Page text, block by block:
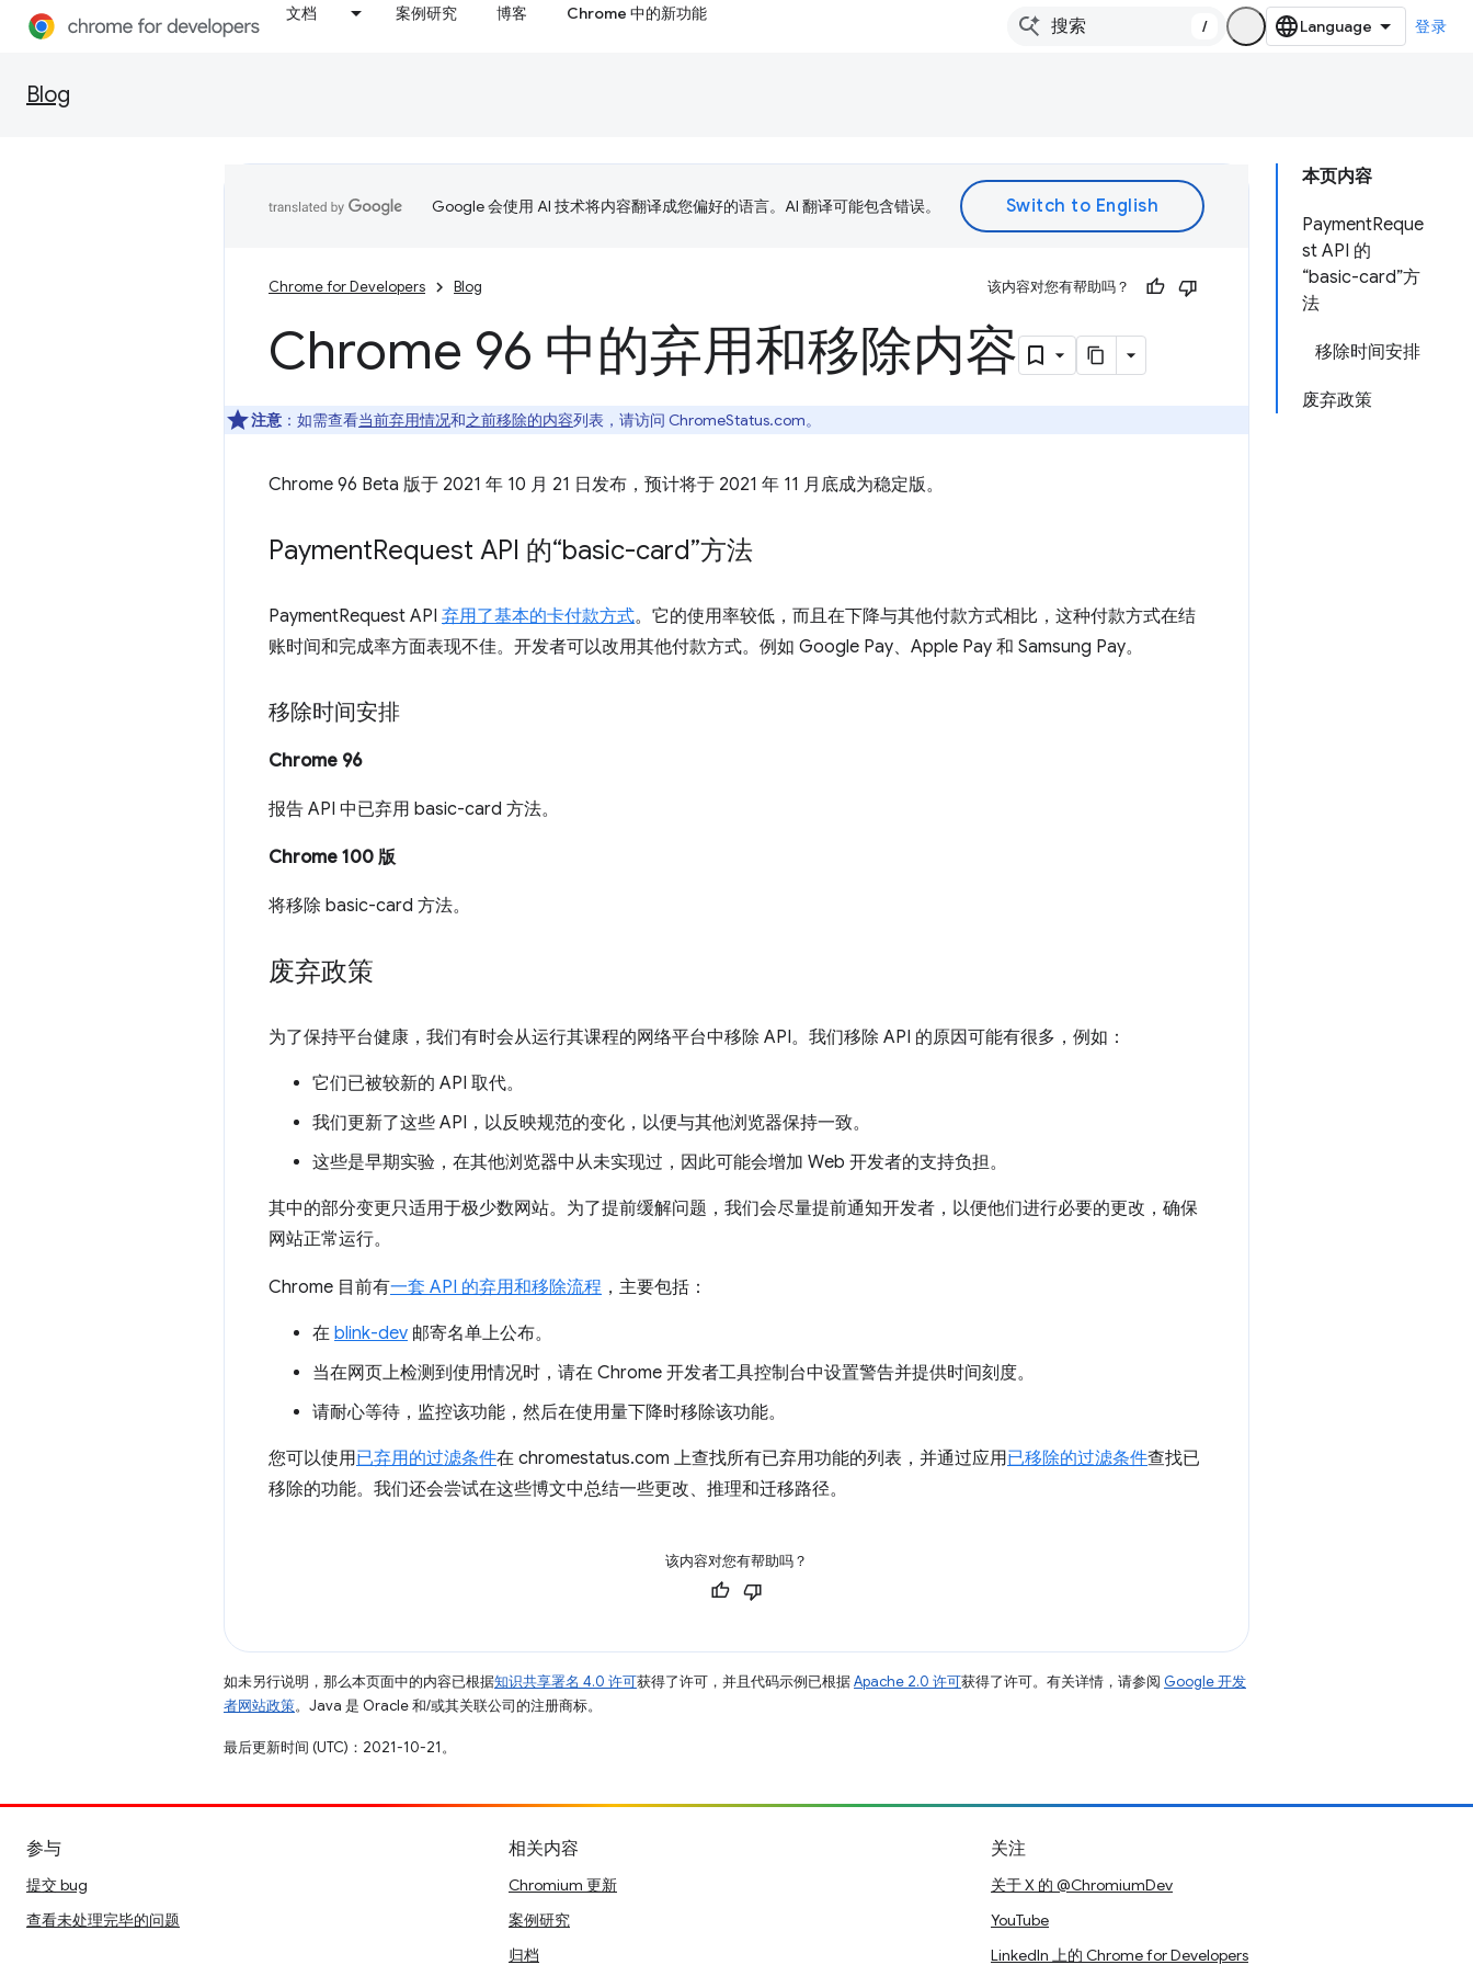
文档 案例研究 博客 Chrome 中的新功能
/ 登录
Blog
本页内容
PaymentReque
st API 的
“basic-card”方
法
移除时间安排
废弃政策
Google 会使用 AI 技术将内容翻译成您偏好的语言。AI 翻译可能包含错误。
Chrome for Developers Blog 该内容对您有帮助吗？
Chrome 96 中的弃用和移除内容
注意 ：如需查看当前弃用情况和之前移除的内容列表，请访问 ChromeStatus.com。
Chrome 96 Beta 版于 2021 年 10 月 21 日发布，预计将于 2021 年 11 月底成为稳定版。
PaymentRequest API 的“basic-card”方法
PaymentRequest API 弃用了基本的卡付款方式。它的使用率较低，而且在下降与其他付款方式相比，这种付款方式在结
账时间和完成率方面表现不佳。开发者可以改用其他付款方式。例如 Google Pay、Apple Pay 和 Samsung Pay。
移除时间安排
Chrome 96
报告 API 中已弃用 basic-card 方法。
Chrome 100 版
将移除 basic-card 方法。
废弃政策
为了保持平台健康，我们有时会从运行其课程的网络平台中移除 API。我们移除 API 的原因可能有很多，例如：
它们已被较新的 API 取代。
我们更新了这些 API，以反映规范的变化，以便与其他浏览器保持一致。
这些是早期实验，在其他浏览器中从未实现过，因此可能会增加 Web 开发者的支持负担。
其中的部分变更只适用于极少数网站。为了提前缓解问题，我们会尽量提前通知开发者，以便他们进行必要的更改，确保
网站正常运行。
Chrome 目前有一套 API 的弃用和移除流程 ，主要包括：
在 blink-dev 邮寄名单上公布。
当在网页上检测到使用情况时，请在 Chrome 开发者工具控制台中设置警告并提供时间刻度。
请耐心等待，监控该功能，然后在使用量下降时移除该功能。
您可以使用已弃用的过滤条件在 chromestatus.com 上查找所有已弃用功能的列表，并通过应用已移除的过滤条件查找已
移除的功能。我们还会尝试在这些博文中总结一些更改、推理和迁移路径。
该内容对您有帮助吗？
如未另行说明，那么本页面中的内容已根据知识共享署名 4.0 许可获得了许可，并且代码示例已根据Apache 2.0 许可获得了许可。有关详情，请参阅 Google 开发
者网站政策。Java 是 Oracle 和/或其关联公司的注册商标。
最后更新时间 (UTC)：2021-10-21。
参与
提交 bug
查看未处理完毕的问题
相关内容
Chromium 更新
案例研究
归档
关注
关于 X 的 @ChromiumDev
YouTube
LinkedIn 上的 Chrome for Developers